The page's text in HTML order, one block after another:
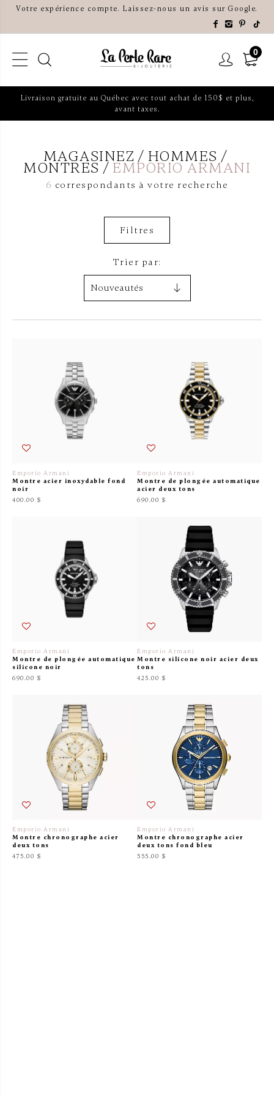
Votre expérience compte. Laissez-nous un avis sur Google.
0
Livraison gratuite au Québec avec tout achat de 150$ et plus,
avant taxes.
MAGASINEZ HOMMES
MONTRES EMPORIO ARMANI
6 correspondants à votre recherche
Trier par:
Filtres
Emporio Armani
Montre acier inoxydable fond
noir
400.00 $
Emporio Armani
Montre de plongée automatique
acier deux tons
690.00 $
Emporio Armani
Montre de plongée automatique
silicone noir
690.00 $
Emporio Armani
Montre silicone noir acier deux
tons
425.00 $
Emporio Armani
Montre chronographe acier
deux tons
475.00 $
Emporio Armani
Montre chronographe acier
deux tons fond bleu
555.00 $